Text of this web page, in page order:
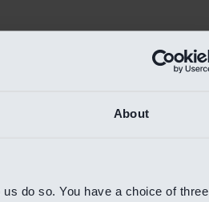
About
do so. You have a choice of three